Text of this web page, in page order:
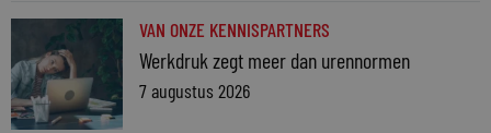
VAN ONZE KENNISPARTNERS
Werkdruk zegt meer dan urennormen
7 augustus 2026